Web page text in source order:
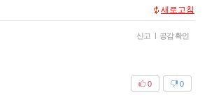
새로고침
신고 | 공감 확인
0
0